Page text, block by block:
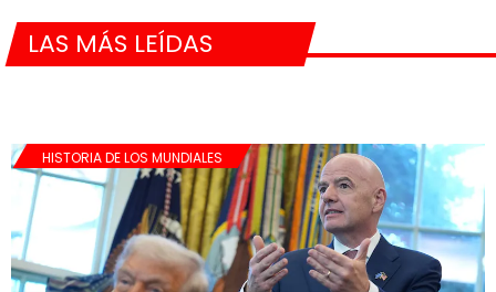
LAS MÁS LEÍDAS
HISTORIA DE LOS MUNDIALES